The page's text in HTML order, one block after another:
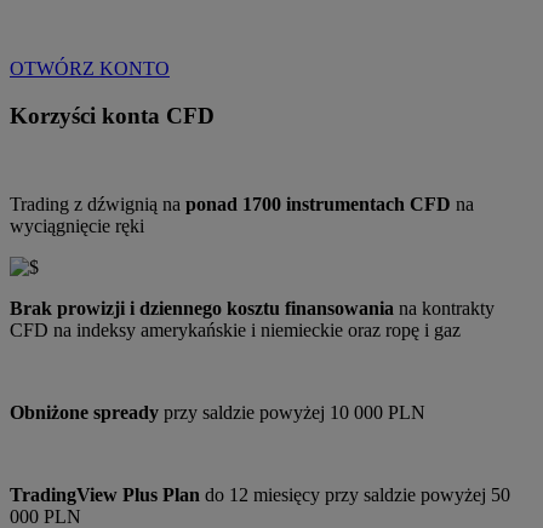
OTWÓRZ KONTO
Korzyści konta CFD
Trading z dźwignią na ponad 1700 instrumentach CFD na
wyciągnięcie ręki
Brak prowizji i dziennego kosztu finansowania na kontrakty
CFD na indeksy amerykańskie i niemieckie oraz ropę i gaz
Obniżone spready przy saldzie powyżej 10 000 PLN
TradingView Plus Plan do 12 miesięcy przy saldzie powyżej 50
000 PLN